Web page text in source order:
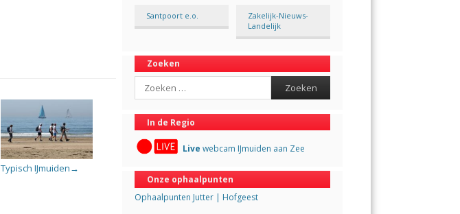
Typisch IJmuiden →
Santpoort e.o.
Zakelijk-Nieuws-
Landelijk
Zoeken
Search
In de Regio
Live webcam IJmuiden aan Zee
Onze ophaalpunten
Ophaalpunten Jutter | Hofgeest